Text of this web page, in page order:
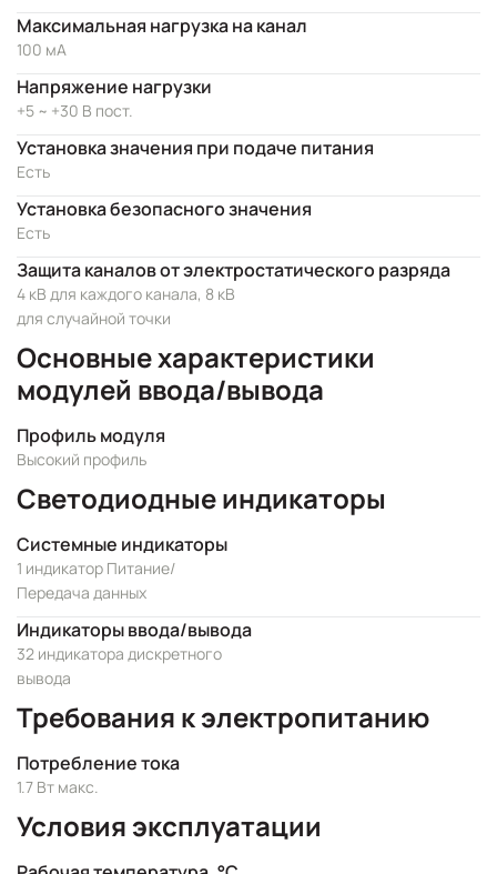
Максимальная нагрузка на канал
100 мА
Напряжение нагрузки
+5 ~ +30 В пост.
Установка значения при подаче питания
Есть
Установка безопасного значения
Есть
Защита каналов от электростатического разряда
4 кВ для каждого канала, 8 кВ
для случайной точки
Основные характеристики
модулей ввода/вывода
Профиль модуля
Высокий профиль
Светодиодные индикаторы
Системные индикаторы
1 индикатор Питание/
Передача данных
Индикаторы ввода/вывода
32 индикатора дискретного
вывода
Требования к электропитанию
Потребление тока
1.7 Вт макс.
Условия эксплуатации